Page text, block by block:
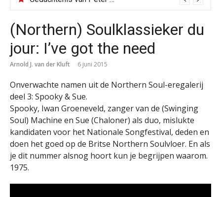
(Northern) Soulklassieker du
jour: I’ve got the need
Arnold J. van der Kluft 6 juni 2015
Onverwachte namen uit de Northern Soul-eregalerij
deel 3: Spooky & Sue.
Spooky, Iwan Groeneveld, zanger van de (Swinging
Soul) Machine en Sue (Chaloner) als duo, mislukte
kandidaten voor het Nationale Songfestival, deden en
doen het goed op de Britse Northern Soulvloer. En als
je dit nummer alsnog hoort kun je begrijpen waarom.
1975.